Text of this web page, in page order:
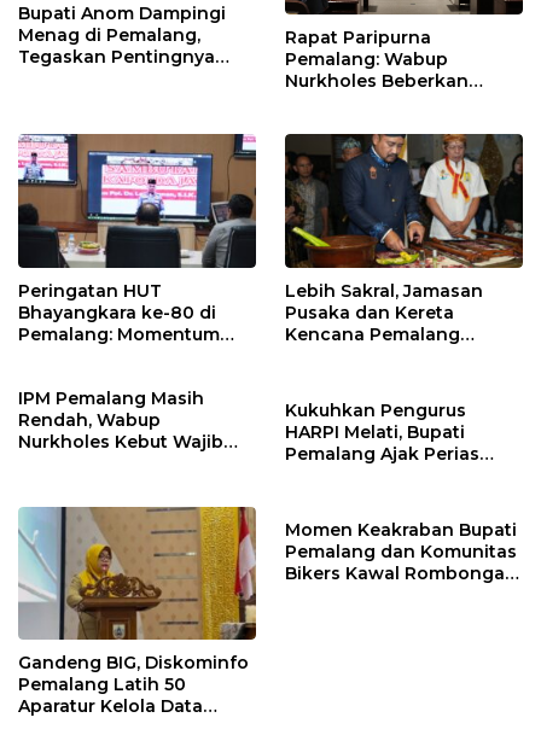
Bupati Anom Dampingi
Menag di Pemalang,
Tegaskan Pentingnya
Rapat Paripurna
Pemalang: Wabup
Nurkholes Beberkan
Peringatan HUT
Bhayangkara ke-80 di
Pemalang: Momentum
Lebih Sakral, Jamasan
Pusaka dan Kereta
Kencana Pemalang
IPM Pemalang Masih
Rendah, Wabup
Nurkholes Kebut Wajib
Kukuhkan Pengurus
HARPI Melati, Bupati
Pemalang Ajak Perias
Gandeng BIG, Diskominfo
Pemalang Latih 50
Aparatur Kelola Data
Momen Keakraban Bupati
Pemalang dan Komunitas
Bikers Kawal Rombongan